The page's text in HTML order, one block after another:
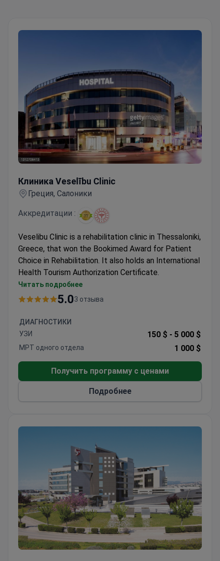
Клиника Veselību Clinic
Греция, Салоники
Аккредитации :
Veselibu Clinic is a rehabilitation clinic in Thessaloniki,
Greece, that won the Bookimed Award for Patient
Choice in Rehabilitation. It also holds an International
Health Tourism Authorization Certificate.
Treats around 2,000 patients each year.
5 doctors form a small, focused team.
rehabilitation.
Читать подробнее
5.03 отзыва
ДИАГНОСТИКИ
УЗИ
150 $ - 5 000 $
МРТ одного отдела 1 000 $
Получить программу с ценами
Подробнее